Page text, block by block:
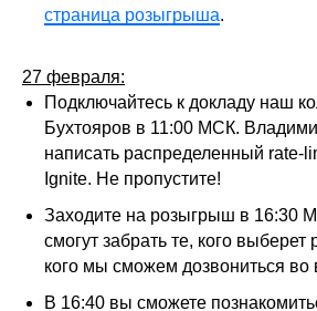
страница розыгрыша.
27 февраля:
Подключайтесь к докладу наш
Бухтояров в 11:00 МСК.
написать распределенный rate-
Ignite. Не пропустите!
Заходите на розыгрыш в 16:30
смогут забрать те, кого
кого мы сможем дозвониться
В 16:40 вы сможете